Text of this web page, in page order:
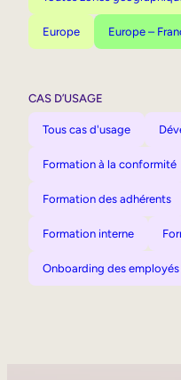
Europe Europe –
CAS D’USAGE
Tous cas d'usage
Formation à la conformité
Formation des adhérents
Formation interne
Onboarding des employés